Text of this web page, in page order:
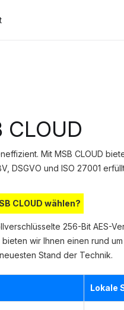
CLOUD
Mit MSB CLOUD
DSGVO und ISO 27001
CLOUD wählen?
256-Bit AES-
wir Ihnen einen rund
Stand der Technik.
Lokale